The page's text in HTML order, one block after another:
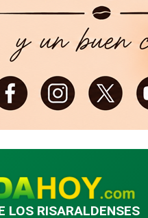
LOS RISARALDENSES